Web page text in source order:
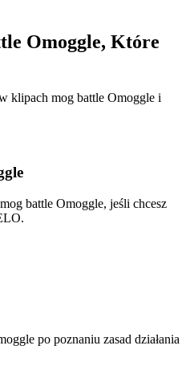
Omoggle, Które
klipach mog battle Omoggle i
battle Omoggle, jeśli chcesz
po poznaniu zasad działania